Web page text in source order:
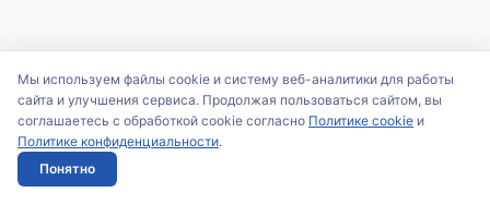
Мы используем файлы cookie и систему веб-аналитики для работы
сайта и улучшения сервиса. Продолжая пользоваться сайтом, вы
соглашаетесь с обработкой cookie согласно Политике cookie и
Политике конфиденциальности.
Понятно